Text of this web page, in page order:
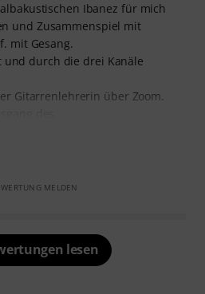
Ibanez für mich
und Zusammenspiel mit
mit Gesang.
durch die drei Kanäle
Gitarrenlehrerin über Zoom.
MELDEN
lesen